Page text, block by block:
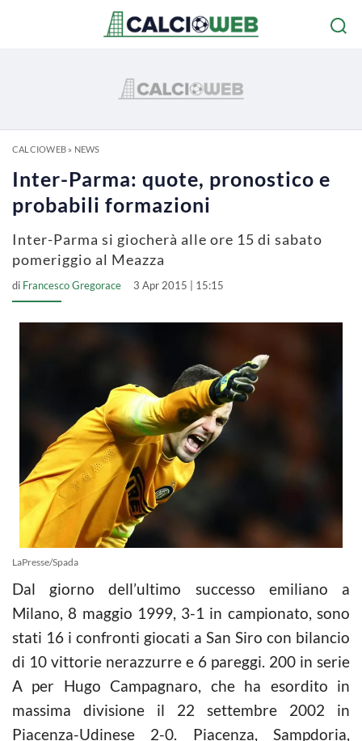
CALCIOWEB» NEWS
Inter-Parma: quote, pronostico e
probabili formazioni
Inter-Parma si giocherà alle ore 15 di sabato
pomeriggio al Meazza
di Francesco Gregorace 3 Apr 2015 | 15:15
LaPresse/Spada
Dal giorno dell’ultimo successo emiliano a
Milano, 8 maggio 1999, 3-1 in campionato, sono
stati 16 i confronti giocati a San Siro con bilancio
di 10 vittorie nerazzurre e 6 pareggi. 200 in serie
A per Hugo Campagnaro, che ha esordito in
massima divisione il 22 settembre 2002 in
Piacenza-Udinese 2-0. Piacenza, Sampdoria,